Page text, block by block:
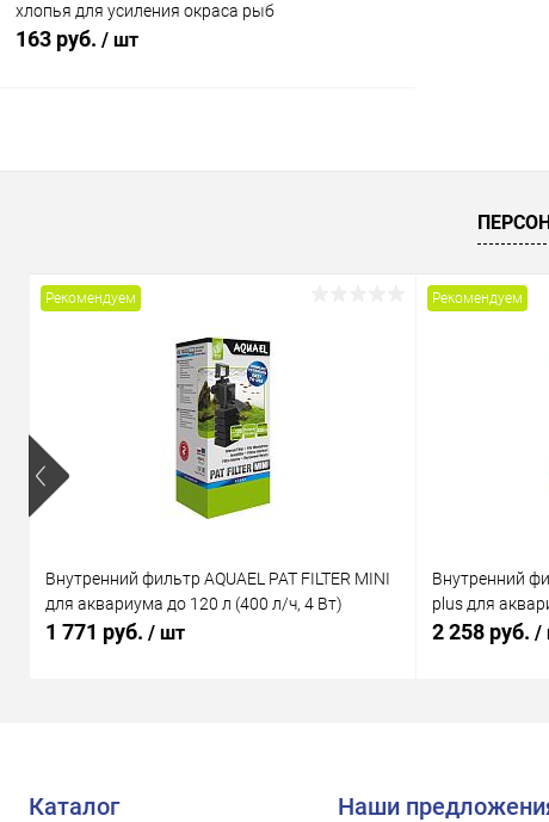
хлопья для усиления окраса рыб
163 руб. / шт
Рекомендуем
Внутренний фильтр AQUAEL PAT FILTER MINI
для аквариума до 120 л (400 л/ч, 4 Вт)
1 771 руб. / шт
Рекомендуем
Внутренний
plus для
2 258 руб. /
Каталог Наши